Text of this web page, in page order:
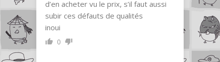
d’en acheter vu le prix, s’il faut aussi
subir ces défauts de qualités
inoui
0